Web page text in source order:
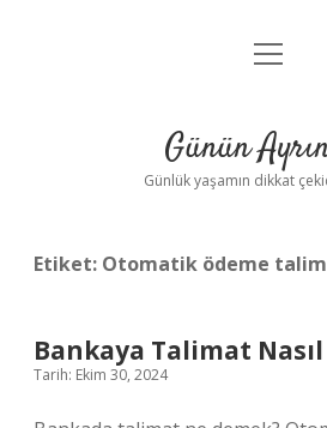
Anasayfa
Yasal Uyarı
menüyü
Günün
Günlük yaşamın dikkat
Etiket: Otomatik ödeme
Bankaya Talimat
Tarih: Ekim 30, 2024